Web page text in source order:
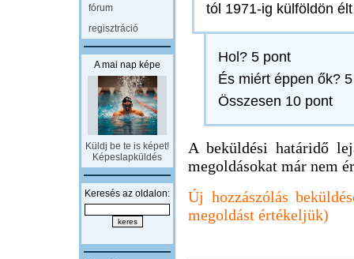
fórum
regisztráció
A mai nap képe
Küldj be te is képet!
Képeslapküldés
Keresés az oldalon:
tól 1971-ig külföldön
Hol? 5 pont
És miért éppen ők?
Összesen 10 pont
A beküldési határidő
megoldásokat már nem
Új hozzászólás
megoldást értékeljük)